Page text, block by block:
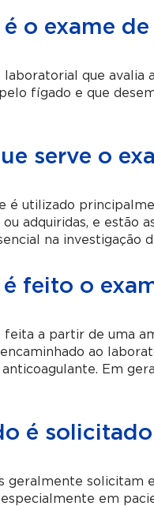
o exame
laboratorial que avalia
fígado e que
serve o
é utilizado
adquiridas, e estão
na investigação
feito o
feita a partir de uma
ao
anticoagulante. Em
é
geralmente solicitam
especialmente em